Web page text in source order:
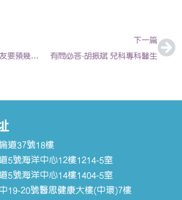
HK01: 復課後小朋友要預幾多口罩上學？| 陳欣永醫生
下一篇
有問必答-胡振斌 兒科專科醫生
道37號18樓
5號海洋中心12樓1214-5室
5號海洋中心14樓1404-5室
19-20號醫思健康大樓(中環)7樓